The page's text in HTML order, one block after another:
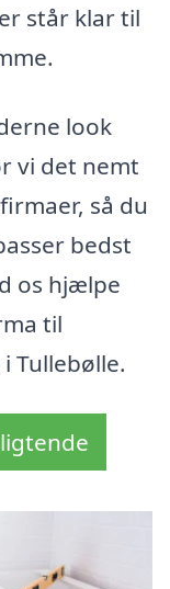
står klar til
look
vi det nemt
så du
bedst
os hjælpe
til
Tullebølle.